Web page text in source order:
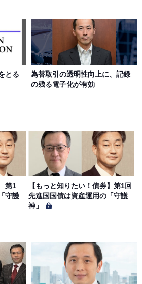
情報、写真、その他の著作物は、当
作者または著作権者に帰属するもの
社著作物について複製、転用、公衆
び翻訳などの著作権、商標権などを
はならないものとします。
を変更する場合があります。
扱い）
情報を別途オンライン上に掲示する
ー」に基づき、適切に取り扱うもの
とる
為替取引の透明性向上に、記録
の残る電子化が有効
第1
守護
【もっと知りたい！債券】第1回
先進国国債は資産運用の「守護
神」